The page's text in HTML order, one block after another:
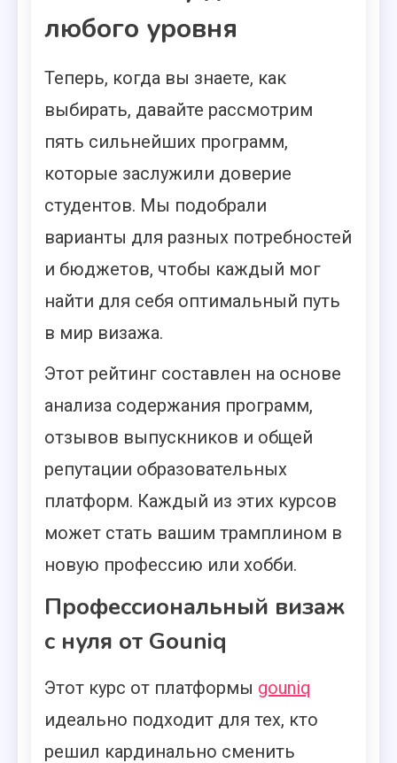
любого уровня
Теперь, когда вы знаете, как
выбирать, давайте рассмотрим
пять сильнейших программ,
которые заслужили доверие
студентов. Мы подобрали
варианты для разных потребностей
и бюджетов, чтобы каждый мог
найти для себя оптимальный путь
в мир визажа.
Этот рейтинг составлен на основе
анализа содержания программ,
отзывов выпускников и общей
репутации образовательных
платформ. Каждый из этих курсов
может стать вашим трамплином в
новую профессию или хобби.
Профессиональный визаж
с нуля от Gouniq
Этот курс от платформы gouniq
идеально подходит для тех, кто
решил кардинально сменить